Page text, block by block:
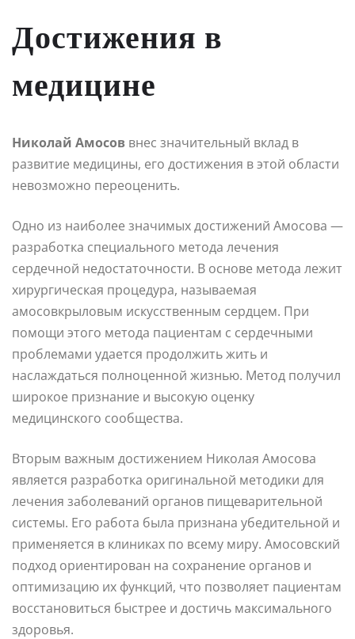
Достижения в
медицине
Николай Амосов внес значительный вклад в
развитие медицины, его достижения в этой области
невозможно переоценить.
Одно из наиболее значимых достижений Амосова —
разработка специального метода лечения
сердечной недостаточности. В основе метода лежит
хирургическая процедура, называемая
амосовкрыловым искусственным сердцем. При
помощи этого метода пациентам с сердечными
проблемами удается продолжить жить и
наслаждаться полноценной жизнью. Метод получил
широкое признание и высокую оценку
медицинского сообщества.
Вторым важным достижением Николая Амосова
является разработка оригинальной методики для
лечения заболеваний органов пищеварительной
системы. Его работа была признана убедительной и
применяется в клиниках по всему миру. Амосовский
подход ориентирован на сохранение органов и
оптимизацию их функций, что позволяет пациентам
восстановиться быстрее и достичь максимального
здоровья.